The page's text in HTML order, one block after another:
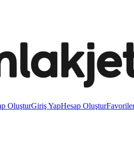
OluşturGiriş YapHesap Oluştur